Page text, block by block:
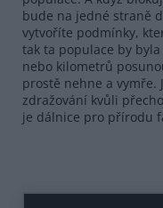
bude na jedné straně
vytvoříte podmínky,
tak ta populace by
nebo kilometrů
prostě nehne a vymře.
zdražování kvůli
je dálnice pro přírodu